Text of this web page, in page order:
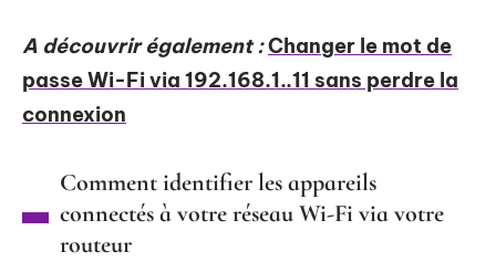
A découvrir également :Changer le mot de
passe Wi-Fi via 192.168.1..11 sans perdre la
connexion
Comment identifier les appareils
connectés à votre réseau Wi-Fi via votre
routeur